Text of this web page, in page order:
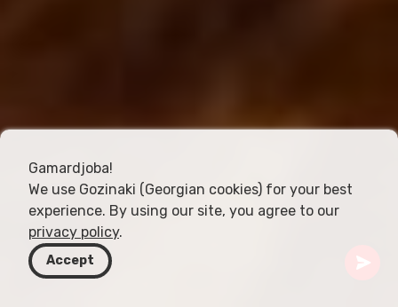
Gamardjoba!
We use Gozinaki (Georgian cookies) for your best
experience. By using our site, you agree to our
privacy policy.
Accept